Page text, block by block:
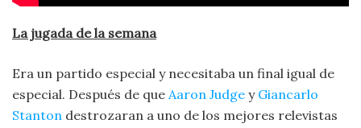
La jugada de la semana
Era un partido especial y necesitaba un final igual de
especial. Después de que Aaron Judge y Giancarlo
Stanton destrozaran a uno de los mejores relevistas